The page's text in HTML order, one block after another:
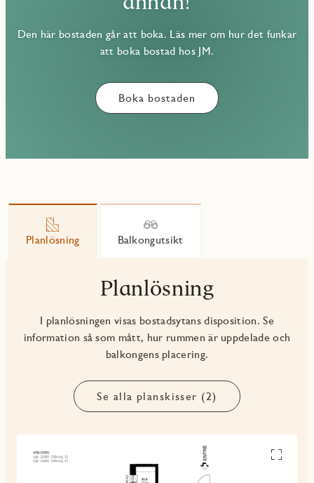
Den här bostaden går att boka. Läs mer om hur det funkar
att boka bostad hos JM.
Boka bostaden
Planlösning Balkongutsikt
Planlösning
I planlösningen visas bostadsytans disposition. Se
information så som mått, hur rummen är uppdelade och
balkongens placering.
Se alla planskisser (2)
Se